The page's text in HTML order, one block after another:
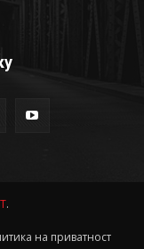
.
на приватност